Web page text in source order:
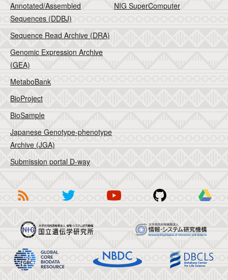
Annotated/Assembled
Sequences (DDBJ)
Sequence Read Archive (DRA)
Genomic Expression Archive
(GEA)
MetaboBank
BioProject
BioSample
Japanese Genotype-phenotype
Archive (JGA)
Submission portal D-way
NIG SuperComputer